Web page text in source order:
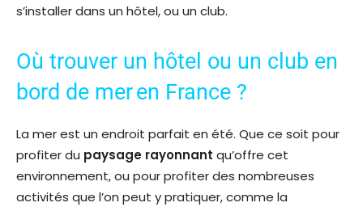
s’installer dans un hôtel, ou un club.
Où trouver un hôtel ou un club en
bord de mer en France ?
La mer est un endroit parfait en été. Que ce soit pour
profiter du paysage rayonnant qu’offre cet
environnement, ou pour profiter des nombreuses
activités que l’on peut y pratiquer, comme la